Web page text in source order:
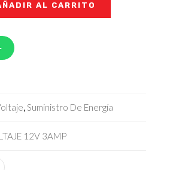
AL CARRITO
,Suministro De Energía
12V 3AMP